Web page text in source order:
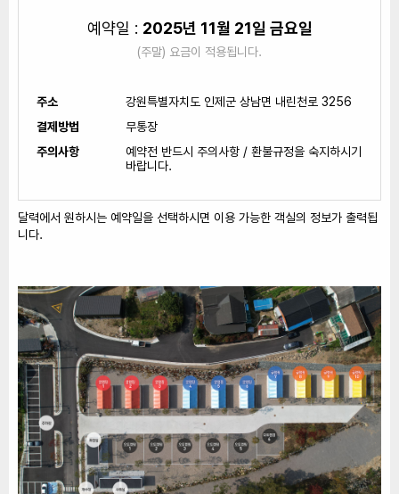
예약일 : 2025년 11월 21일 금요일
(주말) 요금이 적용됩니다.
주소
강원특별자치도 인제군 상남면 내린천로 3256
결제방법
무통장
주의사항
예약전 반드시 주의사항 / 환불규정을 숙지하시기
바랍니다.
달력에서 원하시는 예약일을 선택하시면 이용 가능한 객실의 정보가 출력됩
니다.